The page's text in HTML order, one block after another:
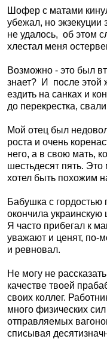
Шофер с матами
убежал, но экзекуции
не удалось, об этом
хлестал меня
Возможно - это был
знает? И
после этой
ездить на санках и
до перекрестка,
Мой отец был
роста и очень
него, а в свою мать,
шестьдесят пять.
хотел быть похожим
Бабушка с гордостью
окончила украинскую
Я часто прибегал к
уважают и ценят, по-
и ревновал.
Не могу не
качестве твоей
своих коллег.
много физических
отправляемых
списывая